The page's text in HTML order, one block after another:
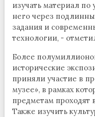
изучать материал по
него через
задания и
технологии, -
Более
исторические
приняли участие в
музее», в рамках
предметам проходят
Также изучить